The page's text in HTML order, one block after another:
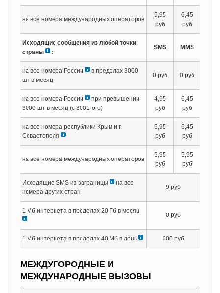
на все номера международных операторов
5,95
руб
6,45
руб
Исходящие сообщения из любой точки
страны
:
SMS MMS
на все номера России
в пределах 3000
шт в месяц
0 руб 0 руб
на все номера России
при превышении
3000 шт в месяц (с 3001-ого)
4,95
руб
6,45
руб
на все номера республики Крым и г.
Севастополя
5,95
руб
6,45
руб
на все номера международных операторов
5,95
руб
5,95
руб
Исходящие SMS из заграницы
на все
номера других стран
9 руб
1 Мб интернета в пределах 20 Гб в месяц
0 руб
1 Мб интернета в пределах 40 Мб в день 200 руб
МЕЖДУГОРОДНЫЕ И
МЕЖДУНАРОДНЫЕ ВЫЗОВЫ